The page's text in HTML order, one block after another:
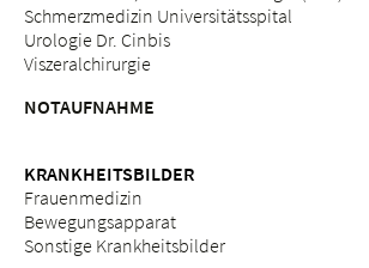
Schmerzmedizin Universitätsspital
Urologie Dr. Cinbis
Viszeralchirurgie
NOTAUFNAHME
KRANKHEITSBILDER
Frauenmedizin
Bewegungsapparat
Sonstige Krankheitsbilder